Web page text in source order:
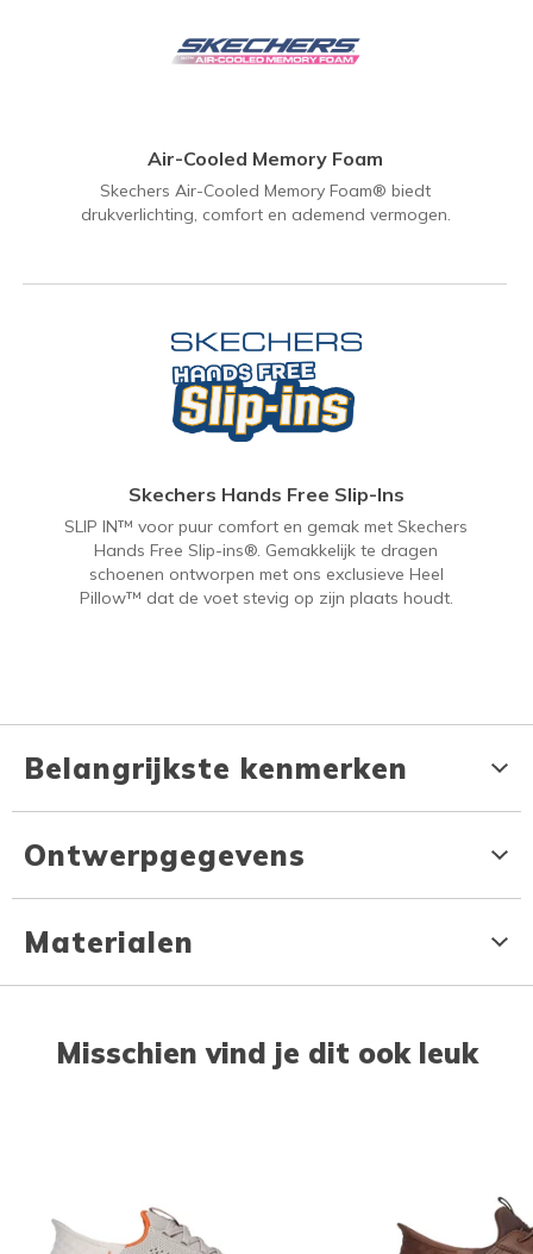
Air-Cooled Memory Foam
Skechers Air-Cooled Memory Foam® biedt
drukverlichting, comfort en ademend vermogen.
Skechers Hands Free Slip-Ins
SLIP IN™ voor puur comfort en gemak met Skechers
Hands Free Slip-ins®. Gemakkelijk te dragen
schoenen ontworpen met ons exclusieve Heel
Pillow™ dat de voet stevig op zijn plaats houdt.
Belangrijkste kenmerken
Ontwerpgegevens
Materialen
Misschien vind je dit ook leuk